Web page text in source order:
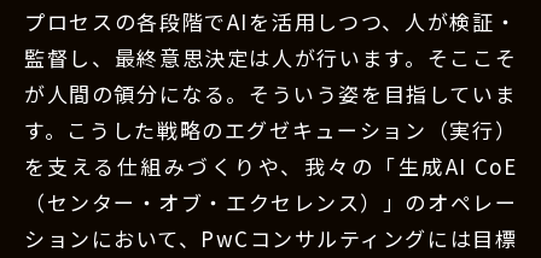
プロセスの各段階でAIを活用しつつ、人が検証・
監督し、最終意思決定は人が行います。そここそ
が人間の領分になる。そういう姿を目指していま
す。こうした戦略のエグゼキューション（実行）
を支える仕組みづくりや、我々の「生成AI CoE
（センター・オブ・エクセレンス）」のオペレー
ションにおいて、PwCコンサルティングには目標